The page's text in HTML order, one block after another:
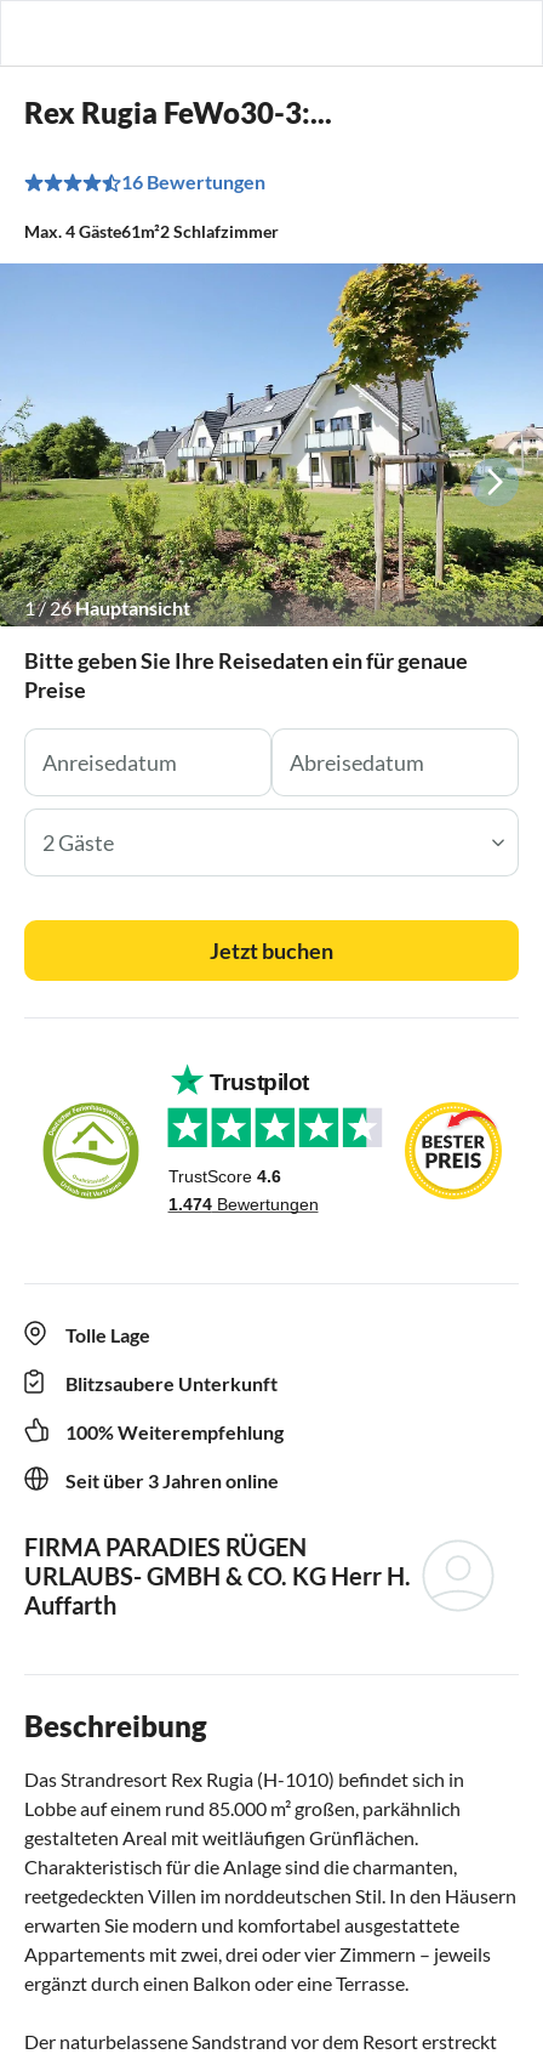
Rex Rugia FeWo30-3:...
16 Bewertungen
Max.4Gäste61m²2Schlafzimmer
1/26Hauptansicht
Bitte geben Sie Ihre Reisedaten ein für genaue
Preise
2 Gäste
Jetzt buchen
Tolle Lage
Blitzsaubere Unterkunft
100% Weiterempfehlung
Seit über 3 Jahren online
FIRMA PARADIES RÜGEN
URLAUBS- GMBH & CO. KG Herr H.
Auffarth
Beschreibung
Das Strandresort Rex Rugia (H-1010) befindet sich in
Lobbe auf einem rund 85.000 m² großen, parkähnlich
gestalteten Areal mit weitläufigen Grünflächen.
Charakteristisch für die Anlage sind die charmanten,
reetgedeckten Villen im norddeutschen Stil. In den Häusern
erwarten Sie modern und komfortabel ausgestattete
Appartements mit zwei, drei oder vier Zimmern – jeweils
ergänzt durch einen Balkon oder eine Terrasse.
Der naturbelassene Sandstrand vor dem Resort erstreckt